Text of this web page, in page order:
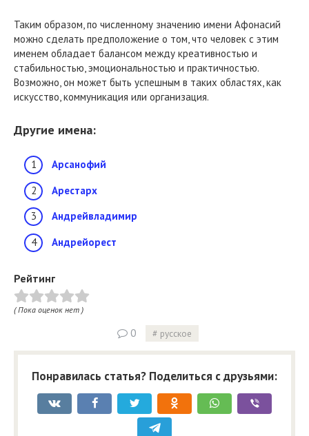
Таким образом, по численному значению имени Афонасий
можно сделать предположение о том, что человек с этим
именем обладает балансом между креативностью и
стабильностью, эмоциональностью и практичностью.
Возможно, он может быть успешным в таких областях, как
искусство, коммуникация или организация.
Другие имена:
Арсанофий
Арестарх
Андрейвладимир
Андрейорест
Рейтинг
( Пока оценок нет )
0 русское
Понравилась статья? Поделиться с друзьями: